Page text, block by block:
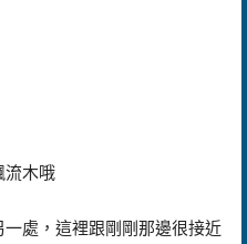
流木哦
處，這裡跟剛剛那邊很接近